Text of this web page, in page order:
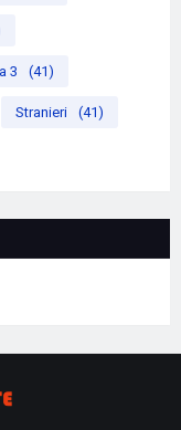
3 (41)
Stranieri (41)